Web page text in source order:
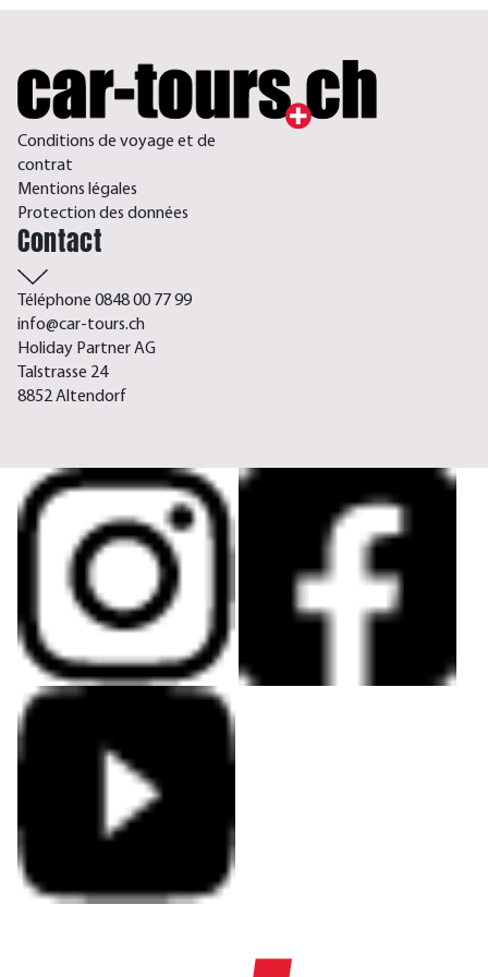
Conditions de voyage et de
contrat
Mentions légales
Protection des données
Contact
Téléphone 0848 00 77 99
info@car-tours.ch
Holiday Partner AG
Talstrasse 24
8852 Altendorf